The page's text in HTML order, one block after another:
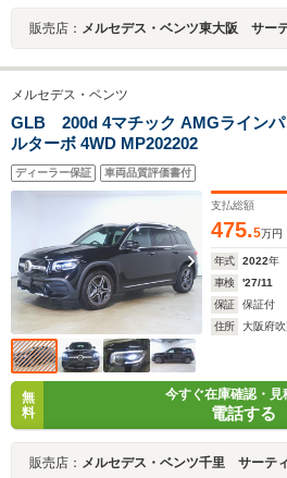
販売店： メルセデス・ベンツ東大阪 サー
メルセデス・ベンツ
GLB 200d 4マチック AMGラインパ
ルターボ 4WD MP202202
ディーラー保証 車両品質評価書付
支払総額
475.5万円
年式 2022年
車検
'27/11
保証
保証付
住所
大阪府
無
料
今すぐ在庫確認・見
電話する
販売店： メルセデス・ベンツ千里 サーテ